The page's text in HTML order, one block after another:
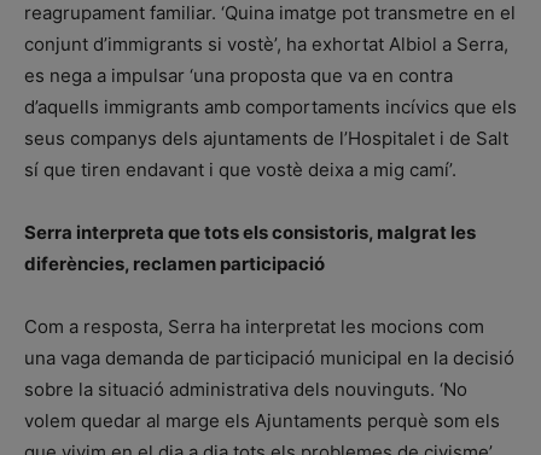
reagrupament familiar. ‘Quina imatge pot transmetre en el
conjunt d’immigrants si vostè’, ha exhortat Albiol a Serra,
es nega a impulsar ‘una proposta que va en contra
d’aquells immigrants amb comportaments incívics que els
seus companys dels ajuntaments de l’Hospitalet i de Salt
sí que tiren endavant i que vostè deixa a mig camí’.
Serra interpreta que tots els consistoris, malgrat les
diferències, reclamen participació
Com a resposta, Serra ha interpretat les mocions com
una vaga demanda de participació municipal en la decisió
sobre la situació administrativa dels nouvinguts. ‘No
volem quedar al marge els Ajuntaments perquè som els